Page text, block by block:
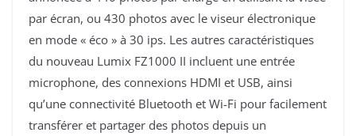
par écran, ou 430 photos avec le viseur électronique
en mode « éco » à 30 ips. Les autres caractéristiques
du nouveau Lumix FZ1000 II incluent une entrée
microphone, des connexions HDMI et USB, ainsi
qu’une connectivité Bluetooth et Wi-Fi pour facilement
transférer et partager des photos depuis un